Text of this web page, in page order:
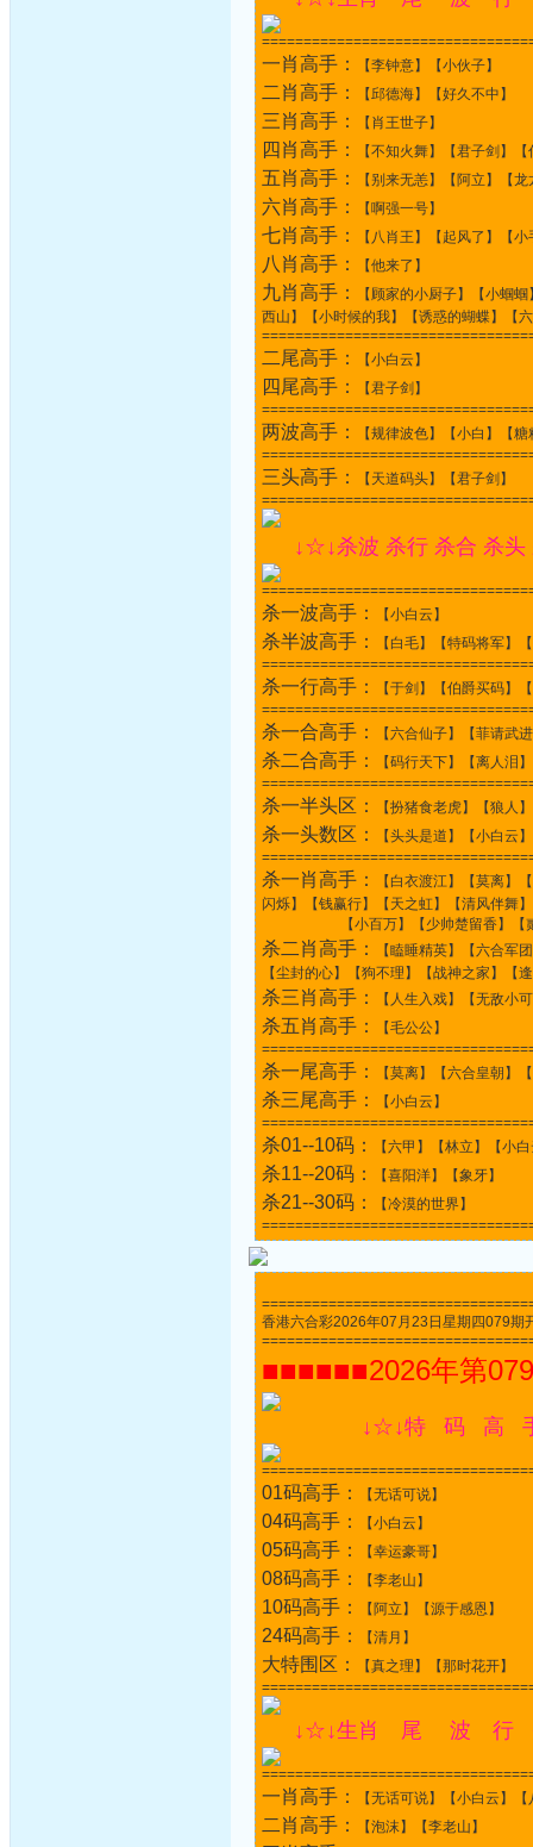
一肖高手： 【李钟意】【小伙子】
二肖高手： 【邱德海】【好久不中】
三肖高手： 【肖王世子】
四肖高手： 【不知火舞】【君子剑】
五肖高手： 【别来无恙】【阿立】【
六肖高手： 【啊强一号】
七肖高手： 【八肖王】【起风了】【
八肖高手： 【他来了】
九肖高手：
【顾家的小厨子】【小蝈
西山】【小时候的我】【诱惑的蝴蝶】【
二尾高手： 【小白云】
四尾高手：
【君子剑】
两波高手：
【规律波色】【小白】【糖
三头高手：
【天道码头】【君子剑】
↓☆↓杀波 杀行 杀合 杀
杀一波高手： 【小白云】
杀半波高手：
【白毛】【特码将军】
杀一行高手：
【于剑】【伯爵买码】
杀一合高手： 【六合仙子】【菲请武
杀二合高手：
【码行天下】【离人泪】
杀一半头区： 【扮猪食老虎】【狼人
杀一头数区：
【头头是道】【小白云
杀一肖高手：
【白衣渡江】【莫离】
闪烁】【钱赢行】【天之虹】【清风伴舞
【小百万】【少帅楚留香】【贰零
杀二肖高手：
【瞌睡精英】【六合军
【尘封的心】【狗不理】【战神之家】【
杀三肖高手： 【人生入戏】【无敌小
杀五肖高手：
【毛公公】
杀一尾高手： 【莫离】【六合皇朝】
杀三尾高手：
【小白云】
杀01--10码： 【六甲】【林立】【小
杀11--20码： 【喜阳洋】【象牙】
杀21--30码：
【冷漠的世界】
香港六合彩2026年07月23日星期四079
■■■■■■2026年第
↓☆↓特 码 高
01码高手： 【无话可说】
04码高手： 【小白云】
05码高手： 【幸运豪哥】
08码高手： 【李老山】
10码高手： 【阿立】【源于感恩】
24码高手： 【清月】
大特围区：
【真之理】【那时花开】
↓☆↓生肖 尾 波 行
一肖高手： 【无话可说】【小白云】
二肖高手： 【泡沫】【李老山】